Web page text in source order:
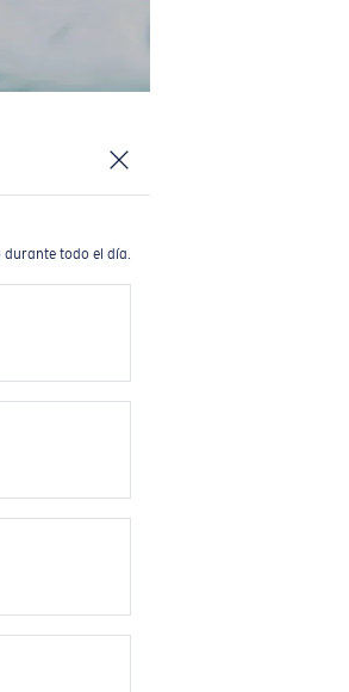
todo el día.